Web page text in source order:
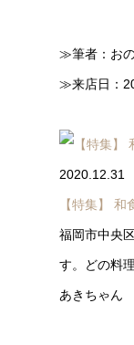
≫筆者：お
≫来店日：
2020.12.31
【特集】
福岡市中央
す。どの料
あきちゃん